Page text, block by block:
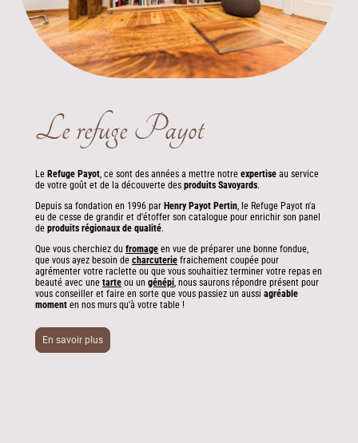
Le refuge Payot
Le Refuge Payot, ce sont des années a mettre notre expertise au service
de votre goût et de la découverte des produits Savoyards.
Depuis sa fondation en 1996 par Henry Payot Pertin, le Refuge Payot n'a
eu de cesse de grandir et d'étoffer son catalogue pour enrichir son panel
de produits régionaux de qualité.
Que vous cherchiez du fromage en vue de préparer une bonne fondue,
que vous ayez besoin de charcuterie fraichement coupée pour
agrémenter votre raclette ou que vous souhaitiez terminer votre repas en
beauté avec une tarte ou un génépi, nous saurons répondre présent pour
vous conseiller et faire en sorte que vous passiez un aussi agréable
moment en nos murs qu'à votre table !
En savoir plus